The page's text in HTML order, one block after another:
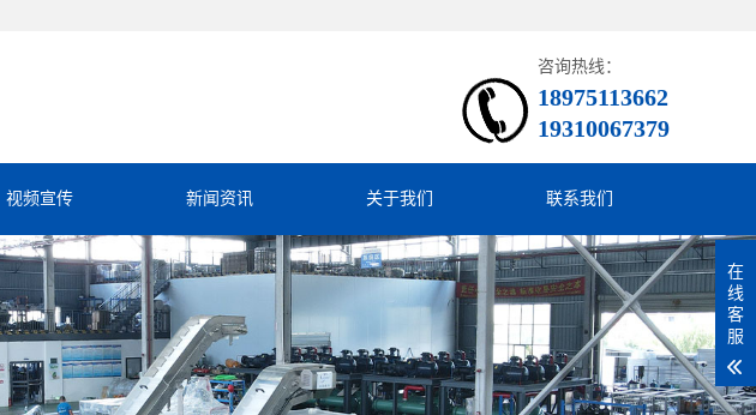
咨询热线：
18975113662
19310067379
视频宣传 新闻资讯 关于我们 联系我们
在
线
客
服